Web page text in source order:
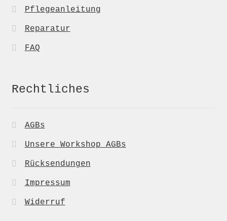
Pflegeanleitung
Reparatur
FAQ
Rechtliches
AGBs
Unsere Workshop AGBs
Rücksendungen
Impressum
Widerruf